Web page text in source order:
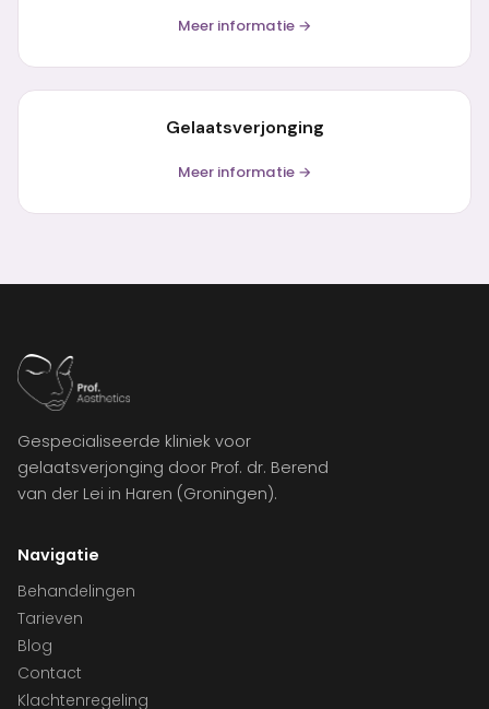
Meer informatie →
Gelaatsverjonging
Meer informatie →
Gespecialiseerde kliniek voor
gelaatsverjonging door Prof. dr. Berend
van der Lei in Haren (Groningen).
Navigatie
Behandelingen
Tarieven
Blog
Contact
Klachtenregeling